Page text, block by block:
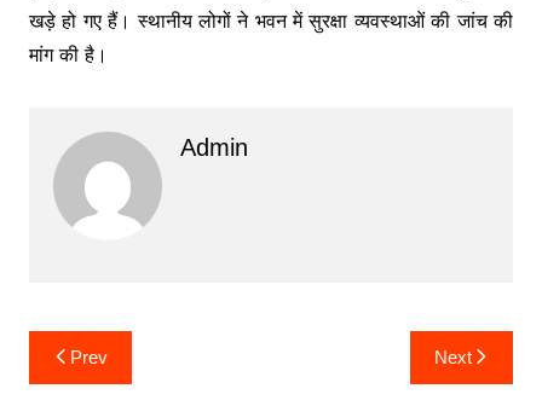
खड़े हो गए हैं। स्थानीय लोगों ने भवन में सुरक्षा व्यवस्थाओं की जांच की
मांग की है।
Admin
Post
navigation
Prev Next